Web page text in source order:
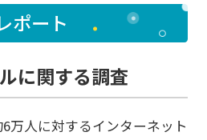
ポート
に関する調査
万人に対するインターネット